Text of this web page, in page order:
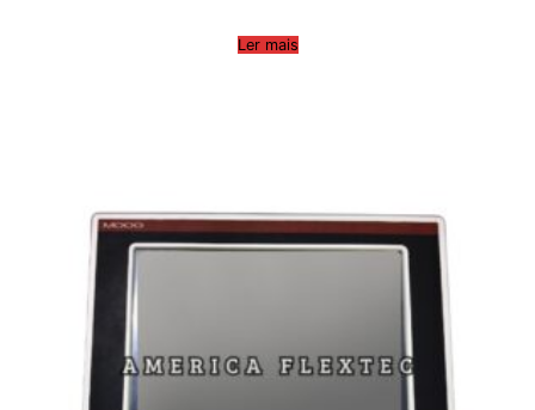
Ler mais